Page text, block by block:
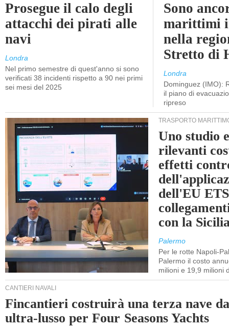
Prosegue il calo degli
attacchi dei pirati alle
navi
Londra
Nel primo semestre di quest'anno si sono
verificati 38 incidenti rispetto a 90 nei primi
sei mesi del 2025
Sono
marittimi
nella
Stretto di
Londra
Dominguez (IMO):
il piano di
ripreso
TRASPORTO
Uno studio
rilevanti
effetti
dell'EU
con la
Palermo
Per le rotte Napoli-
Palermo il costo
milioni e 19,9 milioni
CANTIERI NAVALI
Fincantieri costruirà una terza nave
ultra-lusso per Four Seasons Yachts